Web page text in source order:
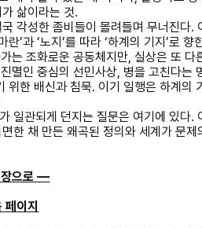
삶이라는 것.
각성한 좀비들이 몰려들며 무너진다.
란’과‘노지’를 따라‘하계의 기지’로 향
는 조화로운 공동체지만,실상은 또 다
진멸인 중심의 선민사상, 병을 고친다는
위한 배신과 침묵. 이기 일행은 하계의
일관되게 던지는 질문은 여기에 있다.
한 채 만든 왜곡된 정의와 세계가 문
장으로―
페이지